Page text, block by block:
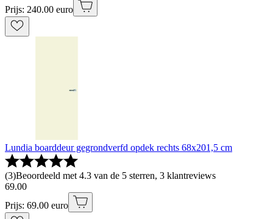
Prijs: 240.00 euro
Lundia boarddeur gegrondverfd opdek rechts 68x201,5 cm
(3)Beoordeeld met 4.3 van de 5 sterren, 3 klantreviews
69.00
Prijs: 69.00 euro